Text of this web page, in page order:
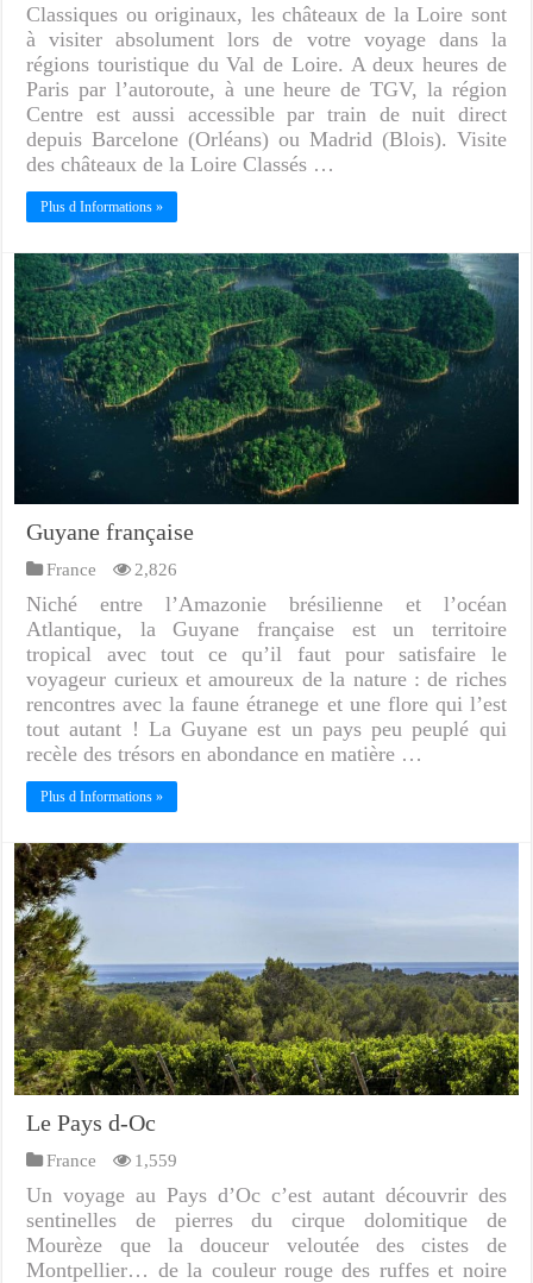
Classiques ou originaux, les châteaux de la Loire sont
à visiter absolument lors de votre voyage dans la
régions touristique du Val de Loire. A deux heures de
Paris par l’autoroute, à une heure de TGV, la région
Centre est aussi accessible par train de nuit direct
depuis Barcelone (Orléans) ou Madrid (Blois). Visite
des châteaux de la Loire Classés …
Plus d Informations »
Guyane française
France 2,826
Niché entre l’Amazonie brésilienne et l’océan
Atlantique, la Guyane française est un territoire
tropical avec tout ce qu’il faut pour satisfaire le
voyageur curieux et amoureux de la nature : de riches
rencontres avec la faune étranege et une flore qui l’est
tout autant ! La Guyane est un pays peu peuplé qui
recèle des trésors en abondance en matière …
Plus d Informations »
Le Pays d-Oc
France 1,559
Un voyage au Pays d’Oc c’est autant découvrir des
sentinelles de pierres du cirque dolomitique de
Mourèze que la douceur veloutée des cistes de
Montpellier… de la couleur rouge des ruffes et noire